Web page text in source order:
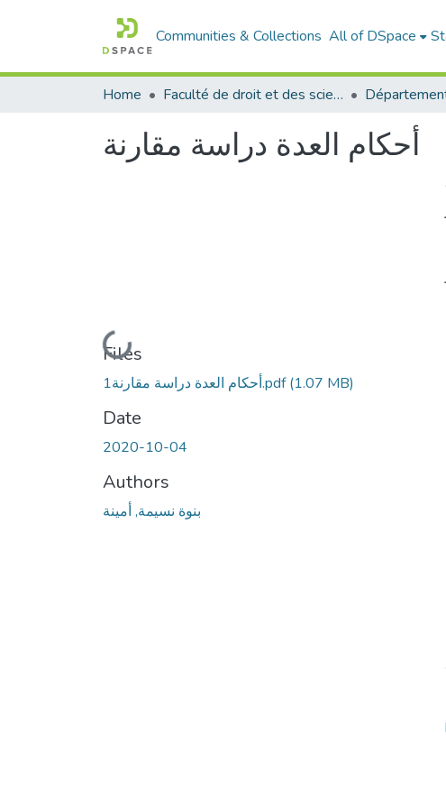
Communities & Collections All of DSpace
Home Faculté de droit et des sciences politiques
أحكام العدة دراسة مقارنة
Loading...
Files
أحكام العدة دراسة مقارنة1.pdf(1.07 MB)
Date
2020-10-04
Authors
بنوة نسيمة, أمينة